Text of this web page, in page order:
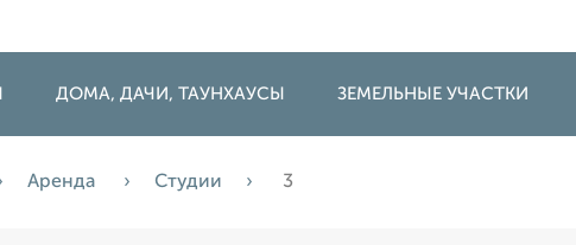
ДОМА, ДАЧИ, ТАУНХАУСЫ ЗЕМЕЛЬНЫЕ УЧАСТКИ
Аренда Студии 3